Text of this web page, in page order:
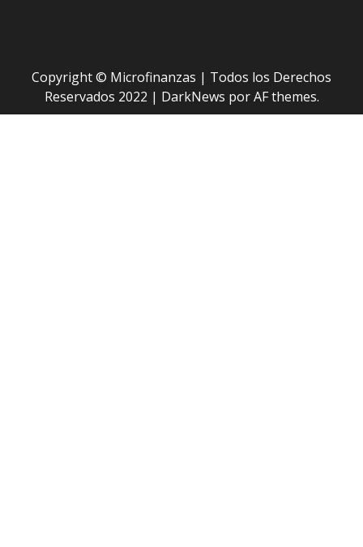
Copyright © Microfinanzas | Todos los Derechos
Reservados 2022 | DarkNews por AF themes.